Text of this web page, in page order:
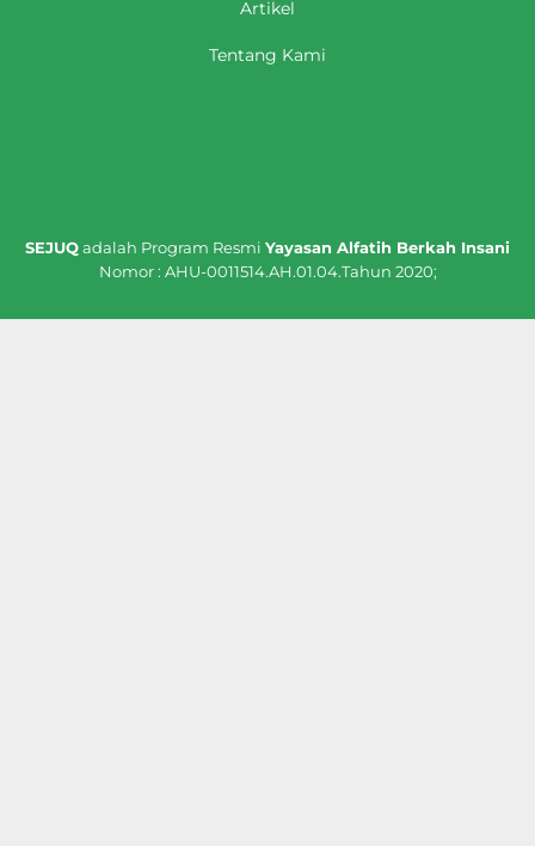
Artikel
Tentang Kami
SEJUQadalah Program Resmi Yayasan Alfatih Berkah Insani
Nomor : AHU-0011514.AH.01.04.Tahun 2020;